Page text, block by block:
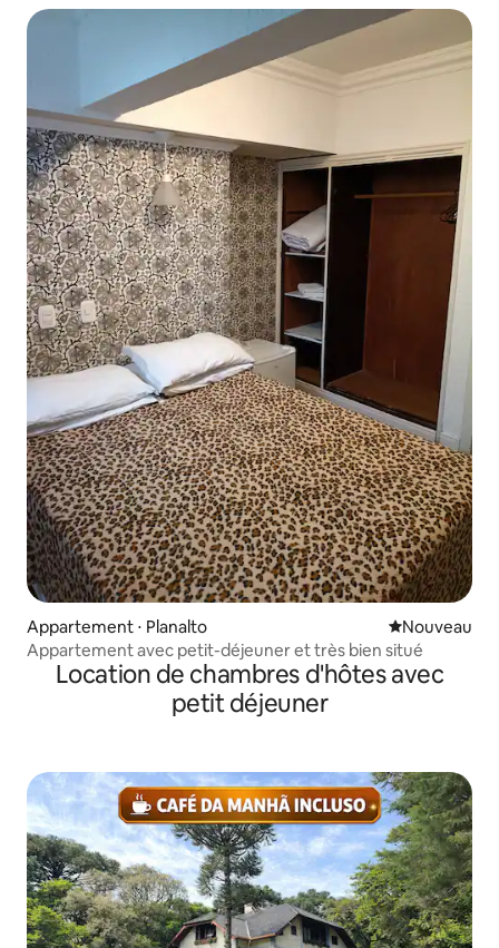
Appartement ⋅ Planalto Nouvel
Nouveau
Appartement avec petit-déjeuner et très bien situé
Location de chambres d'hôtes avec
petit déjeuner